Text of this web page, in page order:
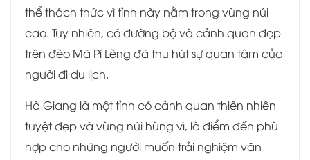
thể thách thức vì tỉnh này nằm trong vùng núi
cao. Tuy nhiên, có đường bộ và cảnh quan đẹp
trên đèo Mã Pí Lèng đã thu hút sự quan tâm của
người đi du lịch.
Hà Giang là một tỉnh có cảnh quan thiên nhiên
tuyệt đẹp và vùng núi hùng vĩ, là điểm đến phù
hợp cho những người muốn trải nghiệm văn